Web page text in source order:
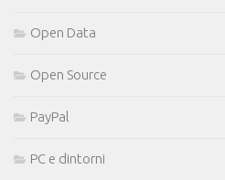
Open Data
Open Source
PayPal
PC e dintorni